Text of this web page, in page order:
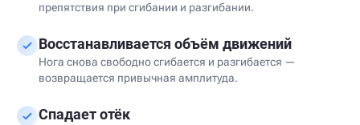
препятствия при сгибании и разгибании.
Восстанавливается объём движений
Нога снова свободно сгибается и разгибается —
возвращается привычная амплитуда.
Спадает отёк